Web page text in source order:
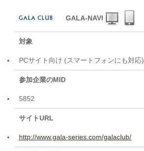
GALA-NAVI
対象
PCサイト向け (スマートフォンにも対応)
参加企業のMID
5852
サイトURL
http://www.gala-series.com/galaclub/